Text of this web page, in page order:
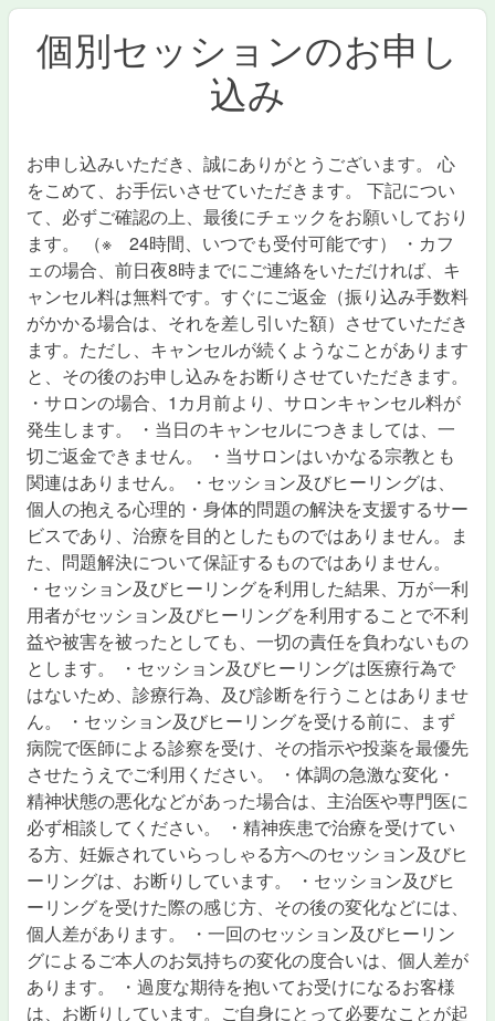
個別セッションのお申し
込み
お申し込みいただき、誠にありがとうございます。 心
をこめて、お手伝いさせていただきます。 下記につい
て、必ずご確認の上、最後にチェックをお願いしており
ます。 （※ 24時間、いつでも受付可能です） ・カフ
ェの場合、前日夜8時までにご連絡をいただければ、キ
ャンセル料は無料です。すぐにご返金（振り込み手数料
がかかる場合は、それを差し引いた額）させていただき
ます。ただし、キャンセルが続くようなことがあります
と、その後のお申し込みをお断りさせていただきます。
・サロンの場合、1カ月前より、サロンキャンセル料が
発生します。 ・当日のキャンセルにつきましては、一
切ご返金できません。 ・当サロンはいかなる宗教とも
関連はありません。 ・セッション及びヒーリングは、
個人の抱える心理的・身体的問題の解決を支援するサー
ビスであり、治療を目的としたものではありません。ま
た、問題解決について保証するものではありません。
・セッション及びヒーリングを利用した結果、万が一利
用者がセッション及びヒーリングを利用することで不利
益や被害を被ったとしても、一切の責任を負わないもの
とします。 ・セッション及びヒーリングは医療行為で
はないため、診療行為、及び診断を行うことはありませ
ん。 ・セッション及びヒーリングを受ける前に、まず
病院で医師による診察を受け、その指示や投薬を最優先
させたうえでご利用ください。 ・体調の急激な変化・
精神状態の悪化などがあった場合は、主治医や専門医に
必ず相談してください。 ・精神疾患で治療を受けてい
る方、妊娠されていらっしゃる方へのセッション及びヒ
ーリングは、お断りしています。 ・セッション及びヒ
ーリングを受けた際の感じ方、その後の変化などには、
個人差があります。 ・一回のセッション及びヒーリン
グによるご本人のお気持ちの変化の度合いは、個人差が
あります。 ・過度な期待を抱いてお受けになるお客様
は、お断りしています。ご自身にとって必要なことが起